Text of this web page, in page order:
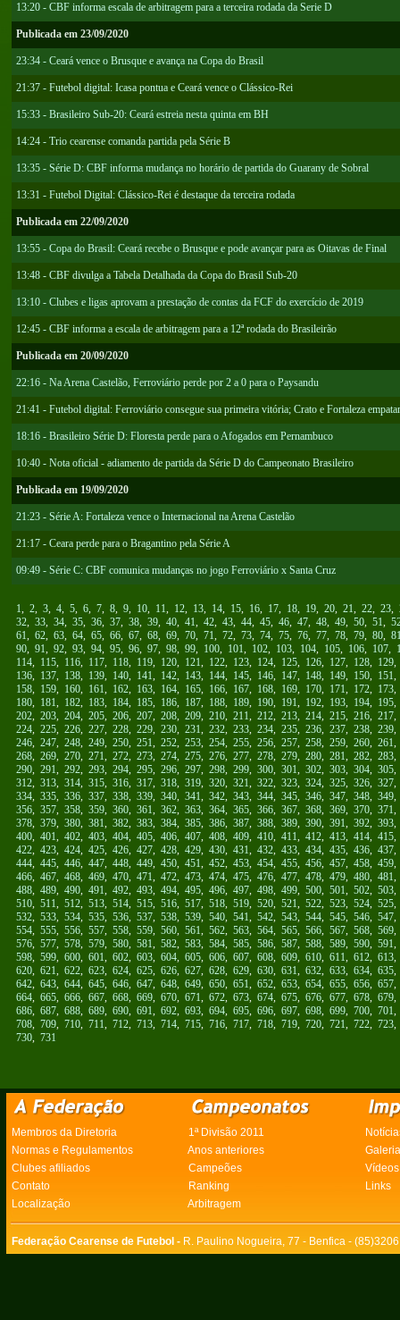
13:20 - CBF informa escala de arbitragem para a terceira rodada da Serie D
Publicada em 23/09/2020
23:34 - Ceará vence o Brusque e avança na Copa do Brasil
21:37 - Futebol digital: Icasa pontua e Ceará vence o Clássico-Rei
15:33 - Brasileiro Sub-20: Ceará estreia nesta quinta em BH
14:24 - Trio cearense comanda partida pela Série B
13:35 - Série D: CBF informa mudança no horário de partida do Guarany de Sobral
13:31 - Futebol Digital: Clássico-Rei é destaque da terceira rodada
Publicada em 22/09/2020
13:55 - Copa do Brasil: Ceará recebe o Brusque e pode avançar para as Oitavas de Final
13:48 - CBF divulga a Tabela Detalhada da Copa do Brasil Sub-20
13:10 - Clubes e ligas aprovam a prestação de contas da FCF do exercício de 2019
12:45 - CBF informa a escala de arbitragem para a 12ª rodada do Brasileirão
Publicada em 20/09/2020
22:16 - Na Arena Castelão, Ferroviário perde por 2 a 0 para o Paysandu
21:41 - Futebol digital: Ferroviário consegue sua primeira vitória; Crato e Fortaleza
18:16 - Brasileiro Série D: Floresta perde para o Afogados em Pernambuco
10:40 - Nota oficial - adiamento de partida da Série D do Campeonato Brasileiro
Publicada em 19/09/2020
21:23 - Série A: Fortaleza vence o Internacional na Arena Castelão
21:17 - Ceara perde para o Bragantino pela Série A
09:49 - Série C: CBF comunica mudanças no jogo Ferroviário x Santa Cruz
1, 2, 3, 4, 5, 6, 7, 8, 9, 10, 11, 12, 13, 14, 15, 16, 17, 18, 19, 20, 21, 22, 23,
32, 33, 34, 35, 36, 37, 38, 39, 40, 41, 42, 43, 44, 45, 46, 47, 48, 49, 50, 51,
61, 62, 63, 64, 65, 66, 67, 68, 69, 70, 71, 72, 73, 74, 75, 76, 77, 78, 79, 80,
90, 91, 92, 93, 94, 95, 96, 97, 98, 99, 100, 101, 102, 103, 104, 105, 106, 107,
114, 115, 116, 117, 118, 119, 120, 121, 122, 123, 124, 125, 126, 127, 128, 129
136, 137, 138, 139, 140, 141, 142, 143, 144, 145, 146, 147, 148, 149, 150, 151
158, 159, 160, 161, 162, 163, 164, 165, 166, 167, 168, 169, 170, 171, 172, 173
180, 181, 182, 183, 184, 185, 186, 187, 188, 189, 190, 191, 192, 193, 194, 195
202, 203, 204, 205, 206, 207, 208, 209, 210, 211, 212, 213, 214, 215, 216, 217
224, 225, 226, 227, 228, 229, 230, 231, 232, 233, 234, 235, 236, 237, 238, 239
246, 247, 248, 249, 250, 251, 252, 253, 254, 255, 256, 257, 258, 259, 260, 261
268, 269, 270, 271, 272, 273, 274, 275, 276, 277, 278, 279, 280, 281, 282, 283
290, 291, 292, 293, 294, 295, 296, 297, 298, 299, 300, 301, 302, 303, 304, 305
312, 313, 314, 315, 316, 317, 318, 319, 320, 321, 322, 323, 324, 325, 326, 327
334, 335, 336, 337, 338, 339, 340, 341, 342, 343, 344, 345, 346, 347, 348, 349
356, 357, 358, 359, 360, 361, 362, 363, 364, 365, 366, 367, 368, 369, 370, 371
378, 379, 380, 381, 382, 383, 384, 385, 386, 387, 388, 389, 390, 391, 392, 393
400, 401, 402, 403, 404, 405, 406, 407, 408, 409, 410, 411, 412, 413, 414, 415
422, 423, 424, 425, 426, 427, 428, 429, 430, 431, 432, 433, 434, 435, 436, 437
444, 445, 446, 447, 448, 449, 450, 451, 452, 453, 454, 455, 456, 457, 458, 459
466, 467, 468, 469, 470, 471, 472, 473, 474, 475, 476, 477, 478, 479, 480, 481
488, 489, 490, 491, 492, 493, 494, 495, 496, 497, 498, 499, 500, 501, 502, 503
510, 511, 512, 513, 514, 515, 516, 517, 518, 519, 520, 521, 522, 523, 524, 525
532, 533, 534, 535, 536, 537, 538, 539, 540, 541, 542, 543, 544, 545, 546, 547
554, 555, 556, 557, 558, 559, 560, 561, 562, 563, 564, 565, 566, 567, 568, 569
576, 577, 578, 579, 580, 581, 582, 583, 584, 585, 586, 587, 588, 589, 590, 591
598, 599, 600, 601, 602, 603, 604, 605, 606, 607, 608, 609, 610, 611, 612, 613
620, 621, 622, 623, 624, 625, 626, 627, 628, 629, 630, 631, 632, 633, 634, 635
642, 643, 644, 645, 646, 647, 648, 649, 650, 651, 652, 653, 654, 655, 656, 657
664, 665, 666, 667, 668, 669, 670, 671, 672, 673, 674, 675, 676, 677, 678, 679
686, 687, 688, 689, 690, 691, 692, 693, 694, 695, 696, 697, 698, 699, 700, 701
708, 709, 710, 711, 712, 713, 714, 715, 716, 717, 718, 719, 720, 721, 722, 723
730, 731
Membros da Diretoria 1ª Divisão 2011
Normas e Regulamentos
Anos anteriores
Clubes afiliados
Campeões
Vídeos
Contato
Ranking
Links
Localização
Arbitragem
Federação Cearense de Futebol - R. Paulino Nogueira, 77 - Benfica -